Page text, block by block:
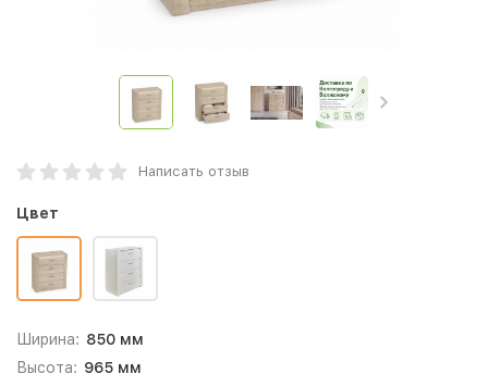
Написать отзыв
Цвет
Ширина: 850 мм
Высота: 965 мм